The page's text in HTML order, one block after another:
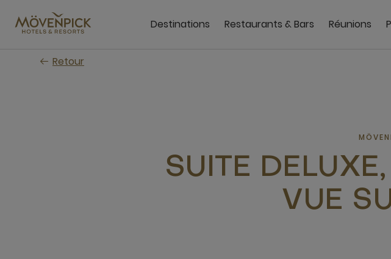
contenu
Destinations Restaurants & Bars Réunions
Retour
SUITE
VUE